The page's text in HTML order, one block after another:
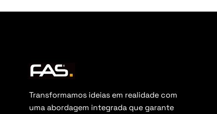
Transformamos ideias em realidade com
uma abordagem integrada que garante